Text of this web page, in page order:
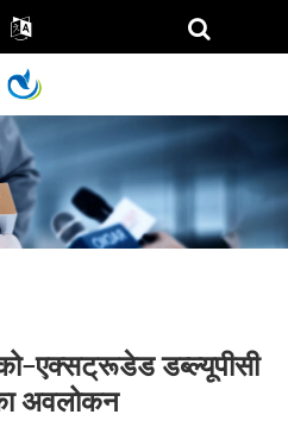
एक्सट्रूडेड डब्ल्यूपीसी
अवलोकन